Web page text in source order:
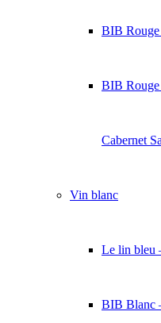
BIB Rouge
BIB Rouge
Cabernet
Vin blanc
Le lin bleu
BIB Blanc